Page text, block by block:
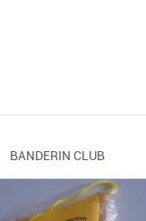
BANDERIN CLUB